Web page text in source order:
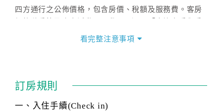
四方通行之公佈價格，包含房價、稅額及服務費。客房
價」之當日價格為標準。
話方式異動訂單。
※非客服時間之申辦異動，皆為次日計算及辦理。
看完整注意事項
訂房規則
一、入住手續(Check in)